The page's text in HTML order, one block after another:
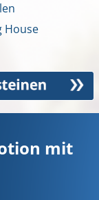
House
mit